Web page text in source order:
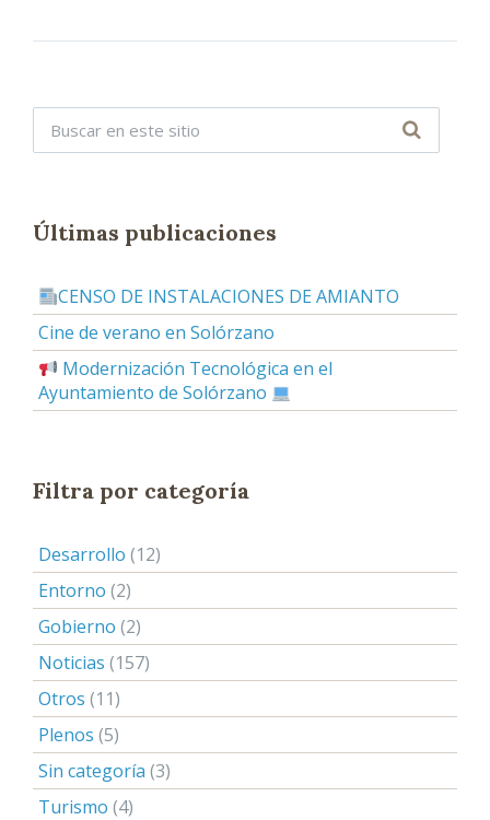
Últimas publicaciones
CENSO DE INSTALACIONES DE AMIANTO
Cine de verano en Solórzano
Modernización Tecnológica en el
Ayuntamiento de Solórzano
Filtra por categoría
Desarrollo (12)
Entorno (2)
Gobierno (2)
Noticias (157)
Otros (11)
Plenos (5)
Sin categoría (3)
Turismo (4)